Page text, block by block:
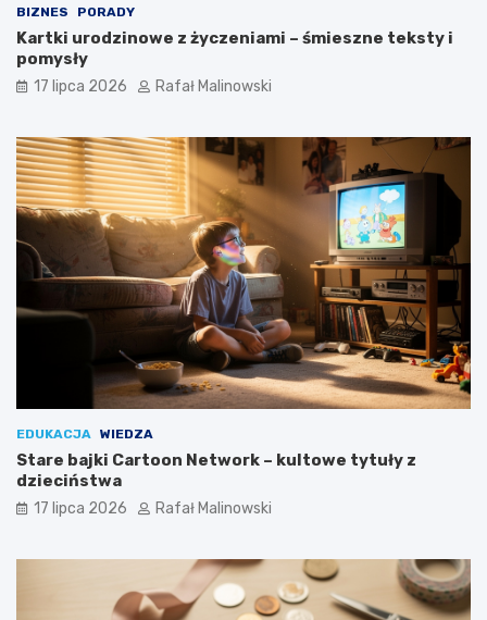
BIZNES PORADY
Kartki urodzinowe z życzeniami – śmieszne teksty i
pomysły
17 lipca 2026 Rafał Malinowski
EDUKACJA WIEDZA
Stare bajki Cartoon Network – kultowe tytuły z
dzieciństwa
17 lipca 2026 Rafał Malinowski